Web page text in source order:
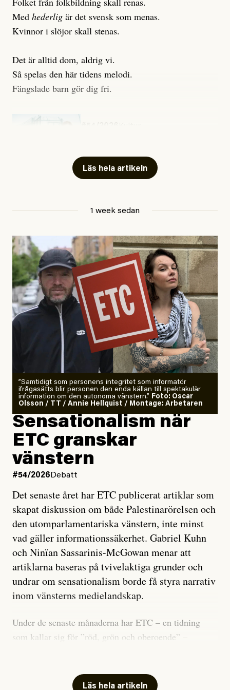
Med hederlig är det svensk som menas.
Kvinnor i slöjor skall stenas.
Det är alltid dom, aldrig vi.
Så spelas den här tidens melodi.
Fängslade barn gör dig fri.
Läs hela artikeln
1 week sedan
”Samtidigt som personens integritet som informatör
ifrågasätts blir personen den enda källan till spektakulär
information om den autonoma vänstern.” Foto: Oscar
Olsson / TT / Annie Hellquist / Montage: Arbetaren
Sensationalism när
ETC granskar
vänstern
#54/2026 Debatt
Det senaste året har ETC publicerat artiklar som
skapat diskussion om både Palestinarörelsen och
den utomparlamentariska vänstern, inte minst
vad gäller informationssäkerhet. Gabriel Kuhn
och Ninïan Sassarinis-McGowan menar att
artiklarna baseras på tvivelaktiga grunder och
undrar om sensationalism borde få styra narrativ
inom vänsterns medielandskap.
Under de senaste månaderna har ETC – en tidning
som kallar sig för ”röd, grön och oberoende” –
skriver för? Vad betyder det att vara en ”röd, grön och
Läs hela artikeln